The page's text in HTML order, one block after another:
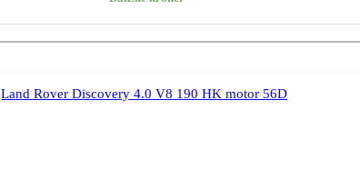
Land Rover Discovery 4.0 V8 190 HK motor 56D